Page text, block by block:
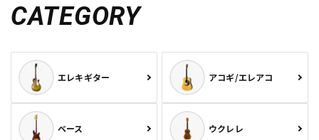
CATEGORY
エレキギター アコギ/エレアコ
ベース ウクレレ